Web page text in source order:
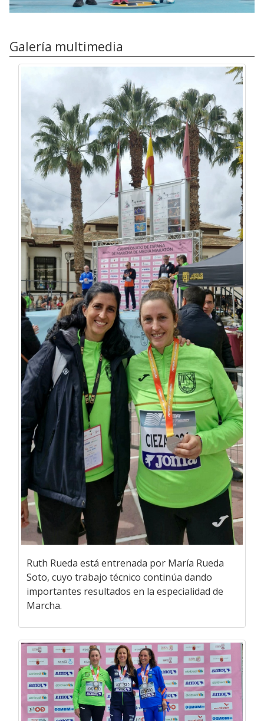
Galería multimedia
Ruth Rueda está entrenada por María Rueda
Soto, cuyo trabajo técnico continúa dando
importantes resultados en la especialidad de
Marcha.